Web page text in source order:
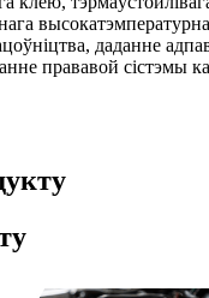
даданне
прававой сістэмы